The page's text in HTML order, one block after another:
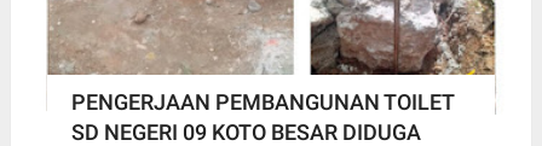
PENGERJAAN PEMBANGUNAN TOILET
SD NEGERI 09 KOTO BESAR DIDUGA